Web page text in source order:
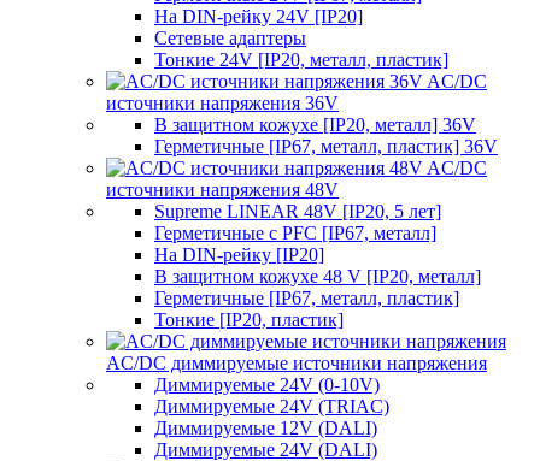
На DIN-рейку 24V [IP20]
Сетевые адаптеры
Тонкие 24V [IP20, металл, пластик]
AC/DC
источники напряжения 36V
В защитном кожухе [IP20, металл] 36V
Герметичные [IP67, металл, пластик] 36V
AC/DC
источники напряжения 48V
Supreme LINEAR 48V [IP20, 5 лет]
Герметичные с PFC [IP67, металл]
На DIN-рейку [IP20]
В защитном кожухе 48 V [IP20, металл]
Герметичные [IP67, металл, пластик]
Тонкие [IP20, пластик]
AC/DC диммируемые источники напряжения
Диммируемые 24V (0-10V)
Диммируемые 24V (TRIAC)
Диммируемые 12V (DALI)
Диммируемые 24V (DALI)